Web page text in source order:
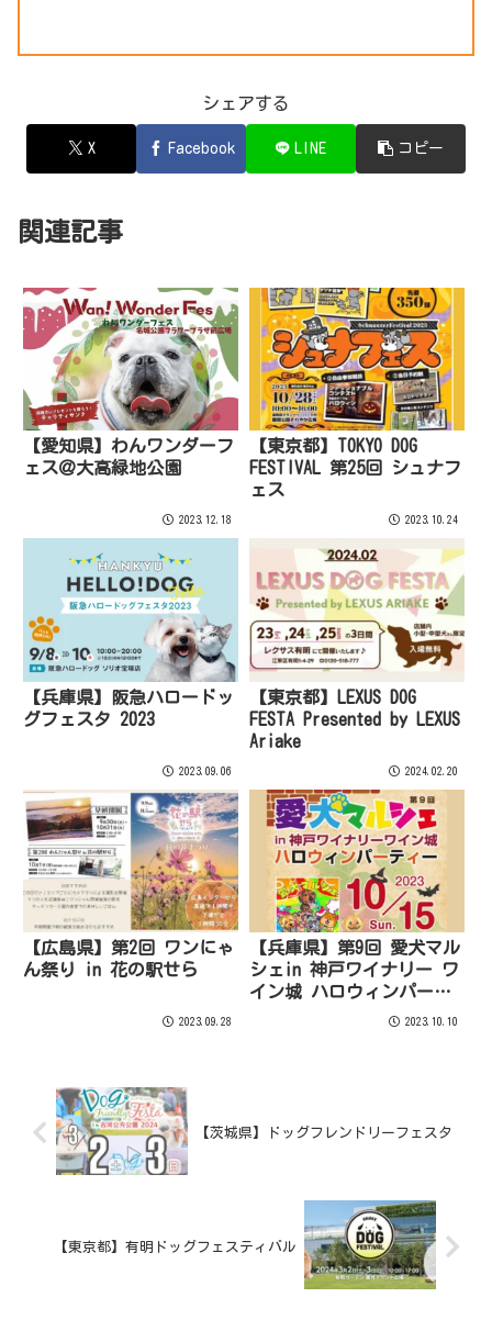
シェアする
X Facebook LINE コピー
関連記事
【愛知県】わんワンダーフ
ェス＠大高緑地公園
2023.12.18
【東京都】TOKYO DOG
FESTIVAL 第25回 シュナフ
ェス
2023.10.24
【兵庫県】阪急ハロードッ
グフェスタ 2023
2023.09.06
【東京都】LEXUS DOG
FESTA Presented by LEXUS
Ariake
2024.02.20
【広島県】第2回 ワンにゃ
ん祭り in 花の駅せら
2023.09.28
【兵庫県】第9回 愛犬マル
シェin 神戸ワイナリー ワ
イン城 ハロウィンパーテ
2023.10.10
【茨城県】ドッグフレンドリーフェスタ
【東京都】有明ドッグフェスティバル